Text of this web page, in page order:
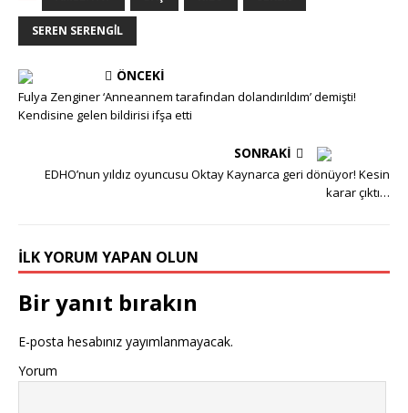
SEREN SERENGİL
ÖNCEKI
Fulya Zenginer ‘Anneannem tarafından dolandırıldım’ demişti!
Kendisine gelen bildirisi ifşa etti
SONRAKI
EDHO’nun yıldız oyuncusu Oktay Kaynarca geri dönüyor! Kesin
karar çıktı…
İLK YORUM YAPAN OLUN
Bir yanıt bırakın
E-posta hesabınız yayımlanmayacak.
Yorum